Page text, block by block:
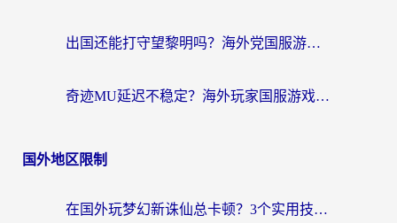
出国还能打守望黎明吗？海外党国服游戏不卡顿的终极解法
奇迹MU延迟不稳定？海外玩家国服游戏加速器终极指南：从卡顿到丝滑的秘密
国外地区限制
在国外玩梦幻新诛仙总卡顿？3个实用技巧解决海外党痛点（附回国加速器选择指南）